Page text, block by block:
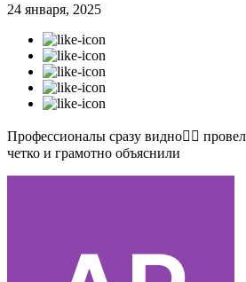
24 января, 2025
Профессионалы сразу видно👍🏻
четко и грамотно объяснили